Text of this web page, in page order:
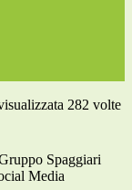
282 volte
Spaggiari
Media